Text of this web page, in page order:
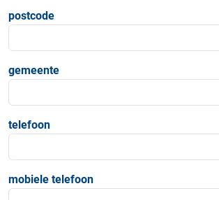
postcode
gemeente
telefoon
mobiele telefoon